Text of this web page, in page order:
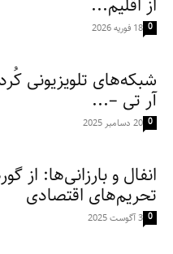
18 فوریه 2026 0
شبکه‌های تلویزیونی
آر تی –...
20 دسامبر 2025 0
انفال و بارزانی‌ها: از
تحریم‌های اقتصادی
3 آگوست 2025 0